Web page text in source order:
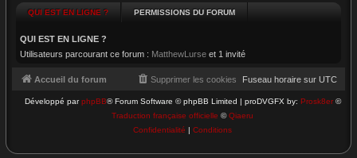
QUI EST EN LIGNE ? PERMISSIONS DU FORUM
QUI EST EN LIGNE ?
Utilisateurs parcourant ce forum : MatthewLurse et 1 invité
Accueil du forum Fuseau horaire sur UTC
Supprimer les cookies
Développé parphpBB® Forum Software © phpBB Limited | proDVGFX by: Prosk8er©
Traduction française officielle ©Qiaeru
Confidentialité | Conditions